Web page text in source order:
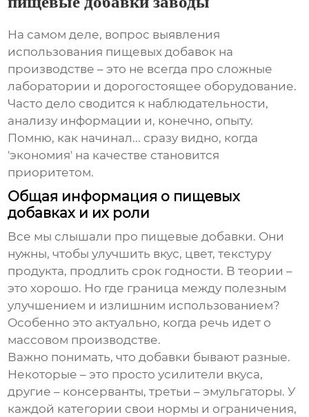
На самом деле, вопрос выявления
использования пищевых добавок на
производстве – это не всегда про сложные
лаборатории и дорогостоящее оборудование.
Часто дело сводится к наблюдательности,
анализу информации и, конечно, опыту.
Помню, как начинал... сразу видно, когда
'экономия' на качестве становится
приоритетом.
Общая информация о пищевых
добавках и их роли
Все мы слышали про пищевые добавки. Они
нужны, чтобы улучшить вкус, цвет, текстуру
продукта, продлить срок годности. В теории –
это хорошо. Но где граница между полезным
улучшением и излишним использованием?
Особенно это актуально, когда речь идет о
массовом производстве.
Важно понимать, что добавки бывают разные.
Некоторые – это просто усилители вкуса,
другие – консерванты, третьи – эмульгаторы. У
каждой категории свои нормы и ограничения,